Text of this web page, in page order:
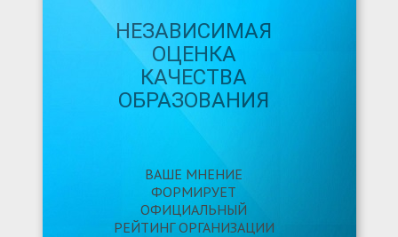
НЕЗАВИСИМАЯ
ОЦЕНКА
КАЧЕСТВА
ОБРАЗОВАНИЯ
ВАШЕ МНЕНИЕ
ФОРМИРУЕТ
ОФИЦИАЛЬНЫЙ
РЕЙТИНГ ОРГАНИЗАЦИИ